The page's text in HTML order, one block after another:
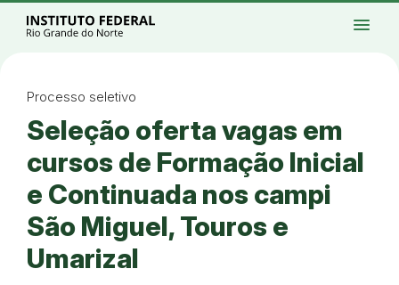
Ir para a página inicial
Ir para a busca
Alto contraste
Login da Área Administrativa
Acessibilidade
menu
Processo seletivo
Seleção oferta vagas em
cursos de Formação Inicial
e Continuada nos campi
São Miguel, Touros e
Umarizal